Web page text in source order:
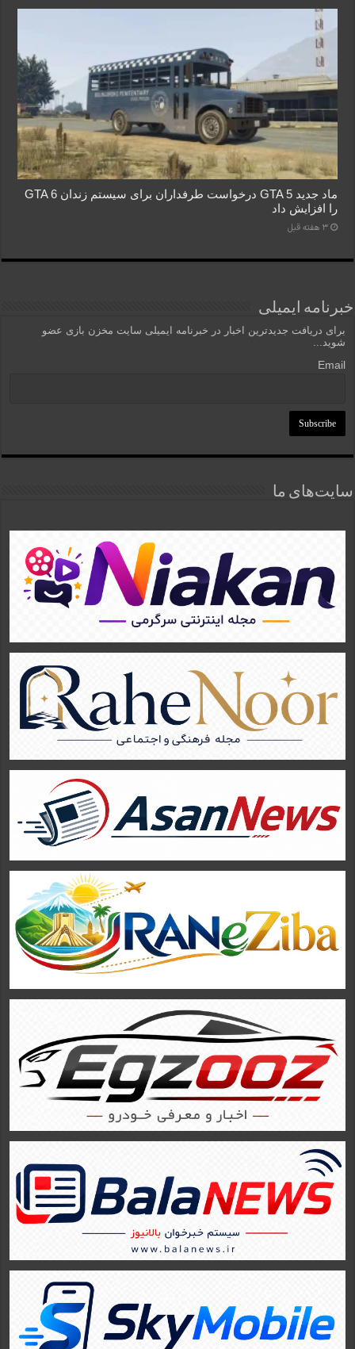
ماد جدید GTA 5 درخواست طرفداران برای سیستم زندان GTA 6
را افزایش داد
3 هفته قبل
خبرنامه ایمیلی
برای دریافت جدیدترین اخبار در خبرنامه ایمیلی سایت مخزن بازی عضو
شوید...
Email
سایت‌های ما